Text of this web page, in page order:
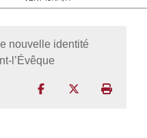
nouvelle identité
l’Évêque
Partager surPartager sur